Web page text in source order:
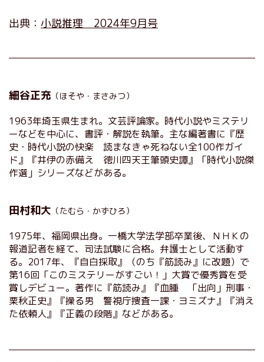
出典： 小説推理 2024年9月号
細谷正充 （ほそや・まさみつ）
1963年埼玉県生まれ。文芸評論家。時代小説やミステリ
ーなどを中心に、書評・解説を執筆。主な編著書に『歴
史・時代小説の快楽 読まなきゃ死ねない全100作ガイ
ド』『井伊の赤備え 徳川四天王筆頭史譚』「時代小説傑
作選」シリーズなどがある。
田村和大 （たむら・かずひろ）
1975年、福岡県出身。一橋大学法学部卒業後、ＮＨＫの
報道記者を経て、司法試験に合格。弁護士として活動す
る。2017年、『自白採取』（のち『筋読み』に改題）で
第16回「このミステリーがすごい！」大賞で優秀賞を受
賞しデビュー。著作に『筋読み』『血腫 「出向」刑事・
栗秋正史』『操る男 警視庁捜査一課・ヨミズナ』『消え
た依頼人』『正義の段階』などがある。